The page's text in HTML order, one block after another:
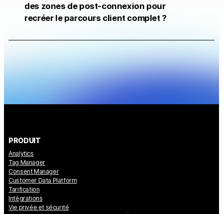
des zones de post-connexion pour
recréer le parcours client complet ?
PRODUIT
Analytics
Tag Manager
Consent Manager
Customer Data Platform
Tarification
Intégrations
Vie privée et sécurité